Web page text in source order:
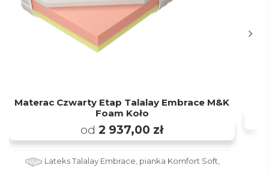
Materac Czwarty Etap Talalay Embrace M&K
Foam Koło
od 2 937,00 zł
Lateks Talalay Embrace, pianka Komfort Soft,